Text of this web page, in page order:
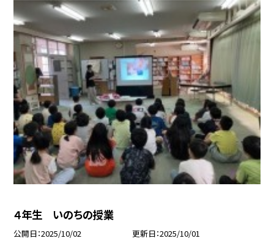
４年生 いのちの授業
公開日 2025/10/02 更新日 2025/10/01